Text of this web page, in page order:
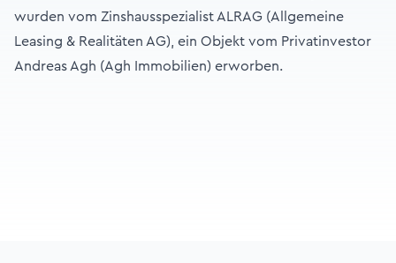
wurden vom Zinshausspezialist ALRAG (Allgemeine
Leasing & Realitäten AG), ein Objekt vom Privatinvestor
Andreas Agh (Agh Immobilien) erworben.